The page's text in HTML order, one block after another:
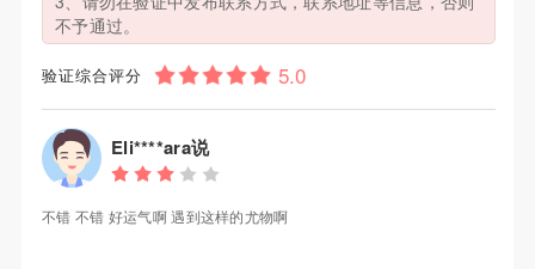
不予通过。
验证综合评分
Eli****ara说
不错 不错 好运气啊 遇到这样的尤物啊